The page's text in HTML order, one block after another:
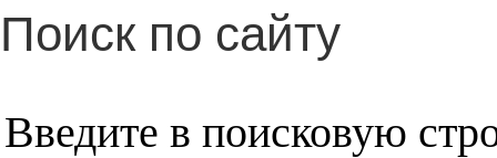
Поиск по сайту
Введите в поисковую